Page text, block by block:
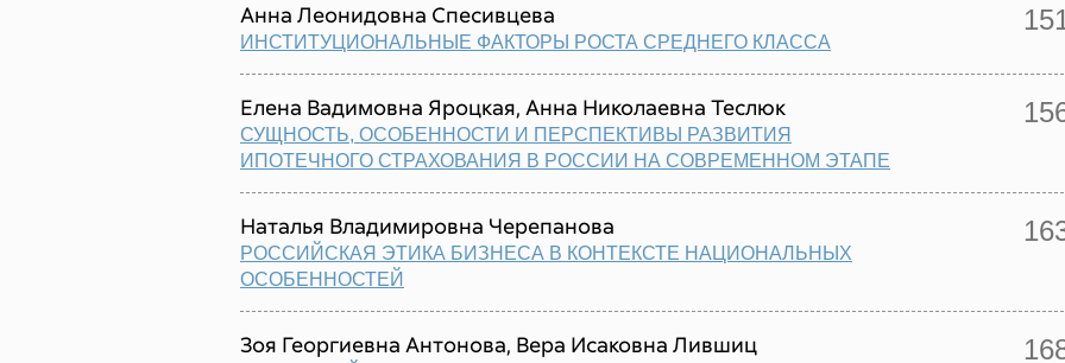
Анна Леонидовна Спесивцева
ИНСТИТУЦИОНАЛЬНЫЕ ФАКТОРЫ РОСТА СРЕДНЕГО КЛАССА
Елена Вадимовна Яроцкая, Анна Николаевна Теслюк
СУЩНОСТЬ, ОСОБЕННОСТИ И ПЕРСПЕКТИВЫ РАЗВИТИЯ
ИПОТЕЧНОГО СТРАХОВАНИЯ В РОССИИ НА СОВРЕМЕННОМ ЭТАПЕ
Наталья Владимировна Черепанова
РОССИЙСКАЯ ЭТИКА БИЗНЕСА В КОНТЕКСТЕ НАЦИОНАЛЬНЫХ
ОСОБЕННОСТЕЙ
Зоя Георгиевна Антонова, Вера Исаковна Лившиц